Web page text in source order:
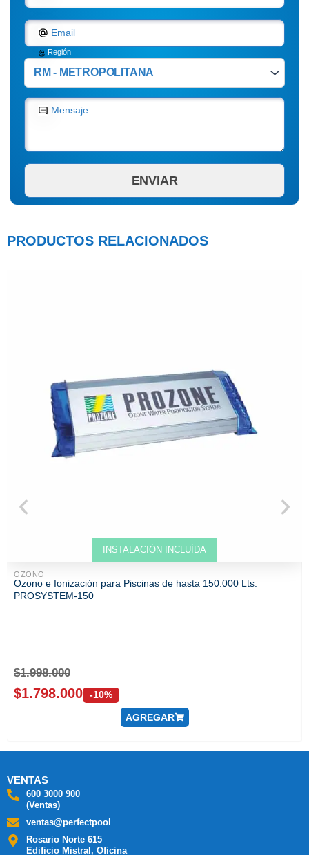
Email
Región
Mensaje
PRODUCTOS RELACIONADOS
INSTALACIÓN INCLUÍDA
Venta solo ONLINE
OZONO
Ozono e Ionización para Piscinas de hasta 150.000 Lts.
PROSYSTEM-150
$1.998.000
$1.798.000 -10%
AGREGAR
VENTAS
600 3000 900
(Ventas)
ventas@perfectpool
Rosario Norte 615
Edificio Mistral, Oficina